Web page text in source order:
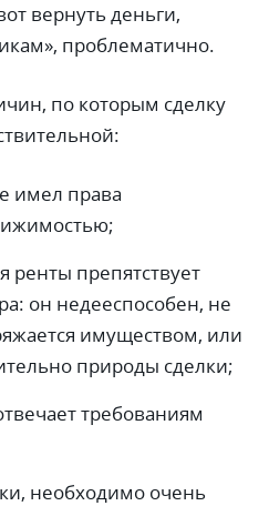
вернуть деньги,
проблематично.
по которым сделку
имел права
ренты препятствует
он недееспособен, не
имуществом, или
природы сделки;
требованиям
необходимо очень